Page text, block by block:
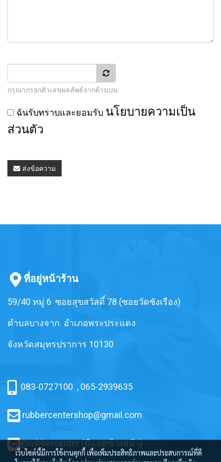
กรุณากรอกตัวเลขผลลัพธ์จากด้านบน
ฉันรับทราบและยอมรับ นโยบายความเป็น
ส่วนตัว
ส่งข้อความ
ที่อยู่หน้าร้าน
59/40 หมู่ 6 ซอยสุขสวัสดิ์ 78 (ซอยวัดชังเรือง)
ตำบลบางจาก อำเภอพระประแดง
จังหวัดสมุทรปราการ 10130
083-0727100 , 065-2939635
rubbercentershop@gmail.com
@rubbercenter (มีแอดข้างหน้า)
เว็บไซต์นี้มีการใช้งานคุกกี้ เพื่อเพิ่มประสิทธิภาพและประสบการณ์ที่ดี